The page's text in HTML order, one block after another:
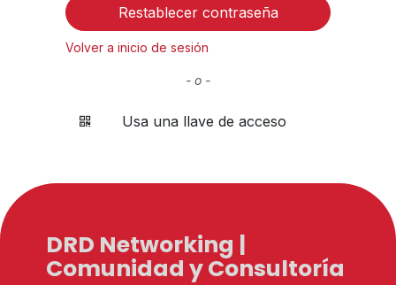
Restablecer contraseña
Volver a inicio de sesión
- o -
Usa una llave de acceso
DRD Networking |
Comunidad y Consultoría